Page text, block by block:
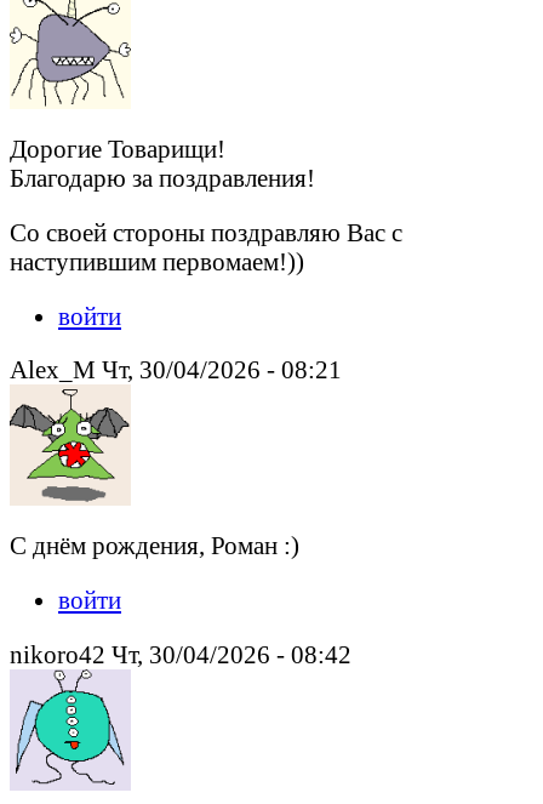
Дорогие Товарищи!
Благодарю за поздравления!
Со своей стороны поздравляю Вас с
наступившим первомаем!))
войти
Alex_M Чт, 30/04/2026 - 08:21
С днём рождения, Роман :)
войти
nikoro42 Чт, 30/04/2026 - 08:42